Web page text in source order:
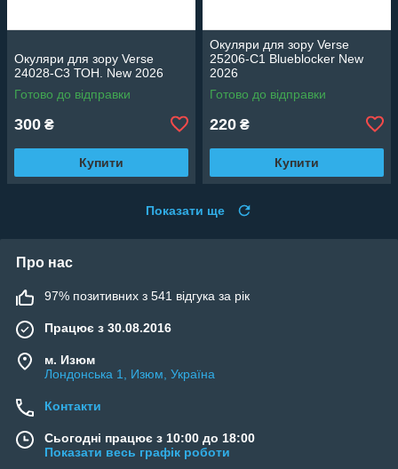
Окуляри для зору Verse
24028-C3 ТОН. New 2026
Готово до відправки
300 ₴
Купити
Окуляри для зору Verse
25206-C1 Blueblocker New
2026
Готово до відправки
220 ₴
Купити
Показати ще
Про нас
97% позитивних з 541 відгука за рік
Працює з 30.08.2016
м. Изюм
Лондонська 1, Изюм, Україна
Контакти
Сьогодні працює з 10:00 до 18:00
Показати весь графік роботи